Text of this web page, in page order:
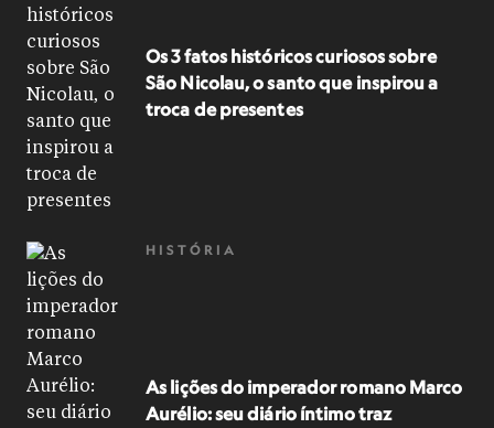
Os 3 fatos históricos curiosos sobre
São Nicolau, o santo que inspirou a
troca de presentes
HISTÓRIA
As lições do imperador romano Marco
Aurélio: seu diário íntimo traz